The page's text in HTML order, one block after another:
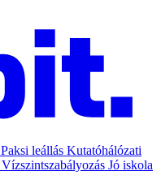
Paksi leállás Kutatóhálózati
Vízszintszabályozás Jó iskola